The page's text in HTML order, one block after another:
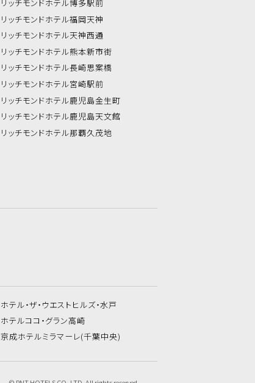
リッチモンドホテル博多駅前
リッチモンドホテル福岡天神
リッチモンドホテル天神西通
リッチモンドホテル熊本新市街
リッチモンドホテル長崎思案橋
リッチモンドホテル宮崎駅前
リッチモンドホテル鹿児島金生町
リッチモンドホテル鹿児島天文館
リッチモンドホテル那覇久茂地
ホテル・ザ・ ウエストヒルズ・水戸
ホテルココ・グラン高崎
京成ホテルミラマーレ(千葉中央)